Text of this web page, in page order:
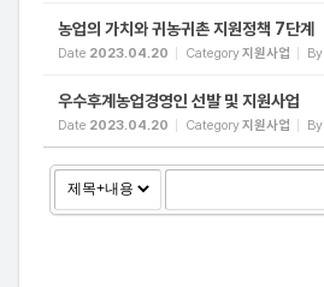
농업의 가치와 귀농귀촌 지원정책 7단계
Date 2023.04.20 Category지원사업 By
우수후계농업경영인 선발 및 지원사업
Date 2023.04.20 Category지원사업 By